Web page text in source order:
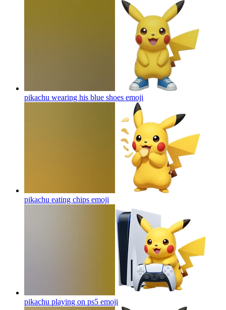
pikachu wearing his blue shoes emoji
pikachu eating chips emoji
pikachu playing on ps5 emoji